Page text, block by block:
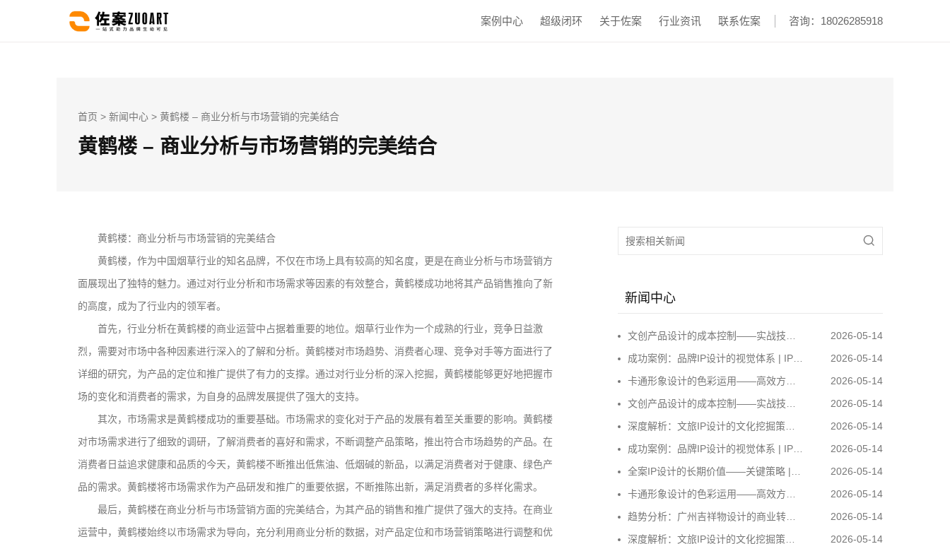
咨询：18026285918
案例中心 超级闭环 关于佐案 行业资讯 联系佐案
首页 > 新闻中心 > 黄鹤楼 – 商业分析与市场营销的完美结合
黄鹤楼 – 商业分析与市场营销的完美结合
黄鹤楼：商业分析与市场营销的完美结合
黄鹤楼，作为中国烟草行业的知名品牌，不仅在市场上具有较高的知名度，更是在商业分析与市场营销方
面展现出了独特的魅力。通过对行业分析和市场需求等因素的有效整合，黄鹤楼成功地将其产品销售推向了新
的高度，成为了行业内的领军者。
首先，行业分析在黄鹤楼的商业运营中占据着重要的地位。烟草行业作为一个成熟的行业，竞争日益激
烈，需要对市场中各种因素进行深入的了解和分析。黄鹤楼对市场趋势、消费者心理、竞争对手等方面进行了
详细的研究，为产品的定位和推广提供了有力的支撑。通过对行业分析的深入挖掘，黄鹤楼能够更好地把握市
场的变化和消费者的需求，为自身的品牌发展提供了强大的支持。
其次，市场需求是黄鹤楼成功的重要基础。市场需求的变化对于产品的发展有着至关重要的影响。黄鹤楼
对市场需求进行了细致的调研，了解消费者的喜好和需求，不断调整产品策略，推出符合市场趋势的产品。在
消费者日益追求健康和品质的今天，黄鹤楼不断推出低焦油、低烟碱的新品，以满足消费者对于健康、绿色产
品的需求。黄鹤楼将市场需求作为产品研发和推广的重要依据，不断推陈出新，满足消费者的多样化需求。
最后，黄鹤楼在商业分析与市场营销方面的完美结合，为其产品的销售和推广提供了强大的支持。在商业
运营中，黄鹤楼始终以市场需求为导向，充分利用商业分析的数据，对产品定位和市场营销策略进行调整和优

新闻中心
2026-05-14
文创产品设计的成本控制——实战技巧 | IP设计公司-佐案设计
2026-05-14
成功案例：品牌IP设计的视觉体系 | IP设计公司-佐案设计
2026-05-14
卡通形象设计的色彩运用——高效方案 | IP设计公司-佐案设计
2026-05-14
文创产品设计的成本控制——实战技巧 | IP设计公司-佐案设计
2026-05-14
深度解析：文旅IP设计的文化挖掘策略 | IP设计公司-佐案设计
2026-05-14
成功案例：品牌IP设计的视觉体系 | IP设计公司-佐案设计
2026-05-14
全案IP设计的长期价值——关键策略 | IP设计公司-佐案设计
2026-05-14
卡通形象设计的色彩运用——高效方案 | IP设计公司-佐案设计
2026-05-14
趋势分析：广州吉祥物设计的商业转化 | IP设计公司-佐案设计
2026-05-14
深度解析：文旅IP设计的文化挖掘策略 | IP设计公司-佐案设计